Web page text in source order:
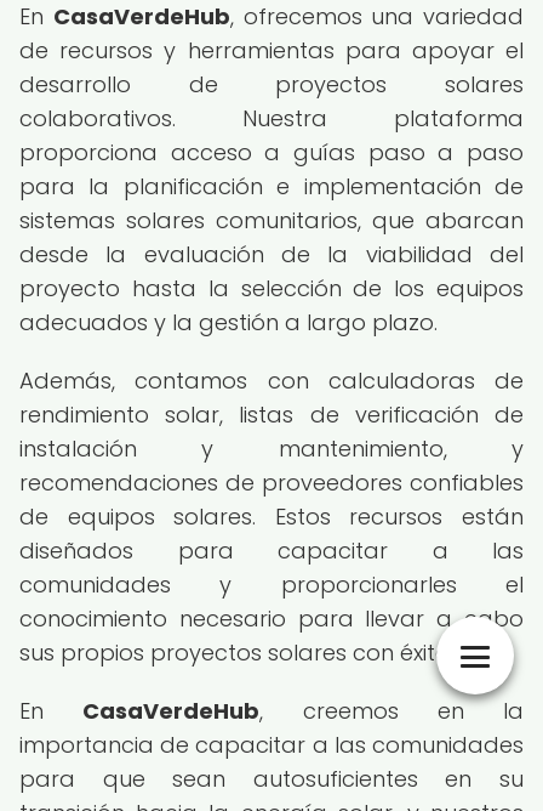
En CasaVerdeHub, ofrecemos una variedad
de recursos y herramientas para apoyar el
desarrollo de proyectos solares
colaborativos. Nuestra plataforma
proporciona acceso a guías paso a paso
para la planificación e implementación de
sistemas solares comunitarios, que abarcan
desde la evaluación de la viabilidad del
proyecto hasta la selección de los equipos
adecuados y la gestión a largo plazo.
Además, contamos con calculadoras de
rendimiento solar, listas de verificación de
instalación y mantenimiento, y
recomendaciones de proveedores confiables
de equipos solares. Estos recursos están
diseñados para capacitar a las
comunidades y proporcionarles el
conocimiento necesario para llevar a cabo
sus propios proyectos solares con éxito.
En CasaVerdeHub, creemos en la
importancia de capacitar a las comunidades
para que sean autosuficientes en su